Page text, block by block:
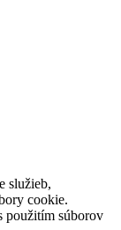
služieb,
cookie.
použitím súborov